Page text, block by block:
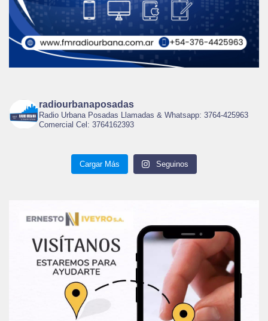
radiourbanaposadas
Radio Urbana Posadas Llamadas & Whatsapp: 3764-425963
Comercial Cel: 3764162393
Cargar Más Seguinos